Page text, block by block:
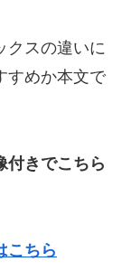
クスの違いに
すめか本文で
付きでこちら
こちら